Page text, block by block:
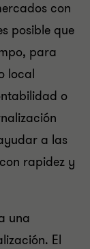
con
posible que
para
local
o
a las
rapidez y
una
El